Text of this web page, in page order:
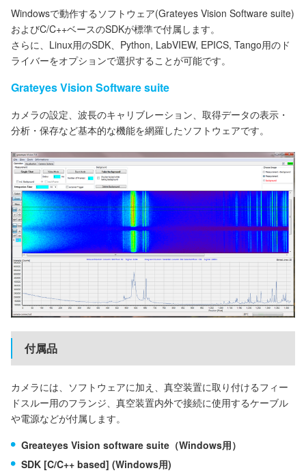
Windowsで動作するソフトウェア(Grateyes Vision Software suite)
およびC/C++ベースのSDKが標準で付属します。
さらに、Linux用のSDK、Python, LabVIEW, EPICS, Tango用のド
ライバーをオプションで選択することが可能です。
Grateyes Vision Software suite
カメラの設定、波長のキャリブレーション、取得データの表示・
分析・保存など基本的な機能を網羅したソフトウェアです。
付属品
カメラには、ソフトウェアに加え、真空装置に取り付けるフィー
ドスルー用のフランジ、真空装置内外で接続に使用するケーブル
や電源などが付属します。
Greateyes Vision software suite（Windows用）
SDK [C/C++ based] (Windows用)